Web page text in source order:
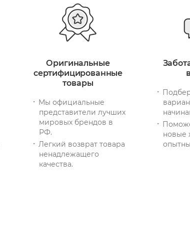
Оригинальные
сертифицированные
товары
Мы официальные
представители лучших
мировых брендов в
РФ.
Легкий возврат товара
ненадлежащего
качества.
новые